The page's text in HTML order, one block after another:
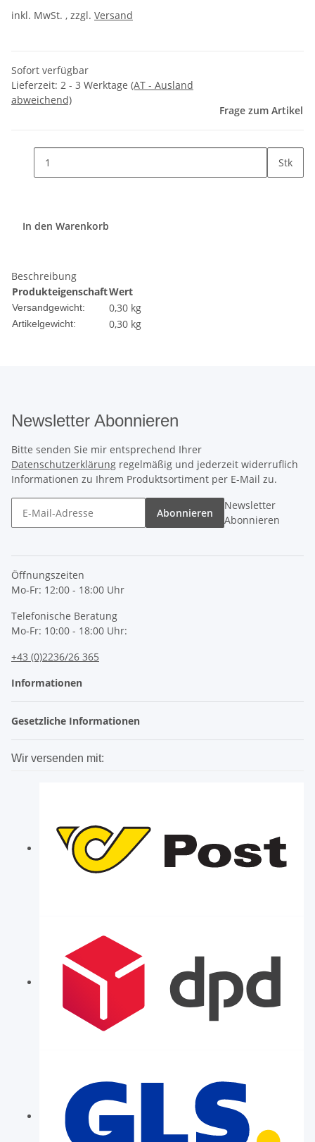
inkl. MwSt. , zzgl. Versand
Sofort verfügbar
Lieferzeit: 2 - 3 Werktage (AT - Ausland
abweichend)
Frage zum Artikel
Stk
In den Warenkorb
Beschreibung
ProdukteigenschaftWert
Versandgewicht: 0,30 kg
Artikelgewicht: 0,30 kg
Newsletter Abonnieren
Bitte senden Sie mir entsprechend Ihrer
Datenschutzerklärung regelmäßig und jederzeit widerruflich
Informationen zu Ihrem Produktsortiment per E-Mail zu.
Abonnieren
Newsletter
Abonnieren
Öffnungszeiten
Mo-Fr: 12:00 - 18:00 Uhr
Telefonische Beratung
Mo-Fr: 10:00 - 18:00 Uhr:
+43 (0)2236/26 365
Informationen
Gesetzliche Informationen
Wir versenden mit: